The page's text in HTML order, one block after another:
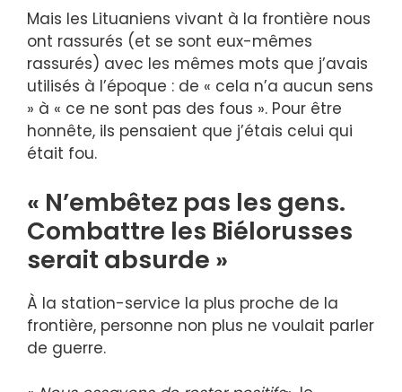
Mais les Lituaniens vivant à la frontière nous
ont rassurés (et se sont eux-mêmes
rassurés) avec les mêmes mots que j’avais
utilisés à l’époque : de « cela n’a aucun sens
» à « ce ne sont pas des fous ». Pour être
honnête, ils pensaient que j’étais celui qui
était fou.
« N’embêtez pas les gens.
Combattre les Biélorusses
serait absurde »
À la station-service la plus proche de la
frontière, personne non plus ne voulait parler
de guerre.